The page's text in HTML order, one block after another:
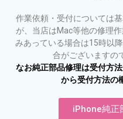
作業依頼・受付については
が、当店はMac等他の修理
みあっている場合は15時以
合がございますの
なお純正部品修理は受付方
から受付方法の
iPhone純正